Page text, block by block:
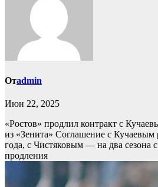
Отadmin
Июн 22, 2025
«Ростов» продлил контракт с
из «Зенита» Соглашение с Кучаевым
года, с Чистяковым — на два сезона
продления